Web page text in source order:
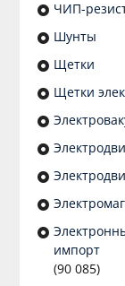
ЧИП-
Шунты
Щетки
Щетки
импорт
(90 085)